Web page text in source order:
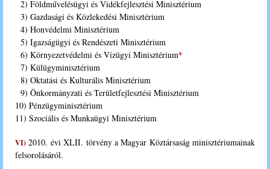
2) Földművelésügyi és Vidékfejlesztési Minisztérium
3) Gazdasági és Közlekedési Minisztérium
4) Honvédelmi Minisztérium
5) Igazságügyi és Rendészeti Minisztérium
6) Környezetvédelmi és Vízügyi Minisztérium*
7) Külügyminisztérium
8) Oktatási és Kulturális Minisztérium
9) Önkormányzati és Területfejlesztési Minisztérium
10) Pénzügyminisztérium
11) Szociális és Munkaügyi Minisztérium
VI) 2010. évi XLII. törvény a Magyar Köztársaság minisztériumainak
felsorolásáról.